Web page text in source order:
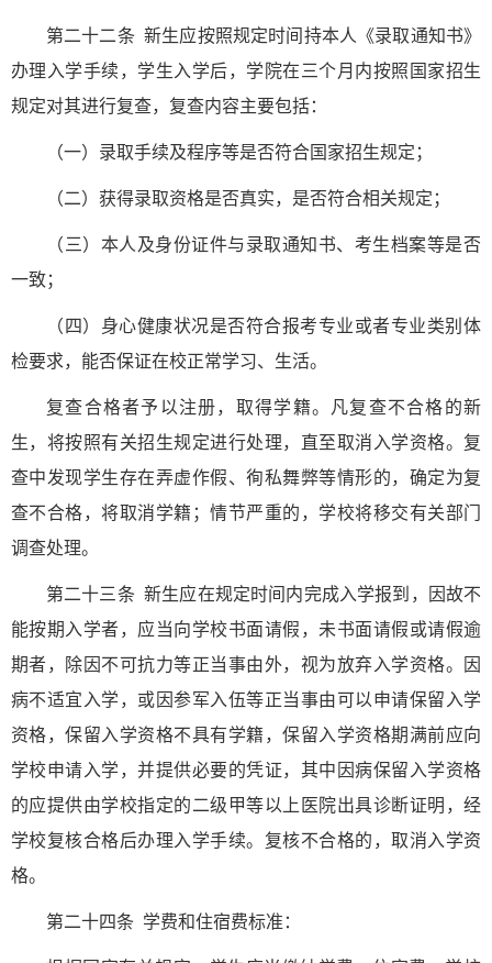
第二十二条 新生应按照规定时间持本人《录取通知书》
办理入学手续，学生入学后，学院在三个月内按照国家招生
规定对其进行复查，复查内容主要包括：
（一）录取手续及程序等是否符合国家招生规定；
（二）获得录取资格是否真实，是否符合相关规定；
（三）本人及身份证件与录取通知书、考生档案等是否
一致；
（四）身心健康状况是否符合报考专业或者专业类别体
检要求，能否保证在校正常学习、生活。
复查合格者予以注册，取得学籍。凡复查不合格的新
生，将按照有关招生规定进行处理，直至取消入学资格。复
查中发现学生存在弄虚作假、徇私舞弊等情形的，确定为复
查不合格，将取消学籍；情节严重的，学校将移交有关部门
调查处理。
第二十三条 新生应在规定时间内完成入学报到，因故不
能按期入学者，应当向学校书面请假，未书面请假或请假逾
期者，除因不可抗力等正当事由外，视为放弃入学资格。因
病不适宜入学，或因参军入伍等正当事由可以申请保留入学
资格，保留入学资格不具有学籍，保留入学资格期满前应向
学校申请入学，并提供必要的凭证，其中因病保留入学资格
的应提供由学校指定的二级甲等以上医院出具诊断证明，经
学校复核合格后办理入学手续。复核不合格的，取消入学资
格。
第二十四条 学费和住宿费标准：